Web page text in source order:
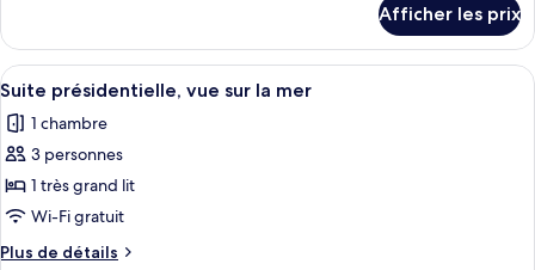
Suite
pour
lune
de
miel,
vue
sur
la
mer
Suite
pour
lune
miel,
vue
la
mer
Afficher les prix
Afficher
toutes
les
photos
pour
ce
type
Un navire de croisière doté d’un
7
Suite présidentielle, vue sur la mer
1 chambre
3 personnes
1 très grand lit
Wi-Fi gratuit
Plus de détails
Plus